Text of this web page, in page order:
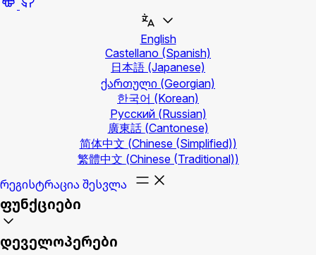
English
Castellano (Spanish)
日本語 (Japanese)
ქართული (Georgian)
한국어 (Korean)
Русский (Russian)
廣東話 (Cantonese)
简体中文 (Chinese (Simplified))
繁體中文 (Chinese (Traditional))
რეგისტრაცია შესვლა
ფუნქციები
დეველოპერები